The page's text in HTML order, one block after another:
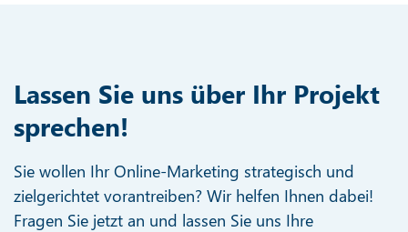
Lassen Sie uns über Ihr Projekt
sprechen!
Sie wollen Ihr Online-Marketing strategisch und
zielgerichtet vorantreiben? Wir helfen Ihnen dabei!
Fragen Sie jetzt an und lassen Sie uns Ihre